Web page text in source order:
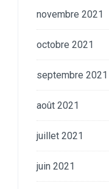
novembre 2021
octobre 2021
septembre 2021
août 2021
juillet 2021
juin 2021